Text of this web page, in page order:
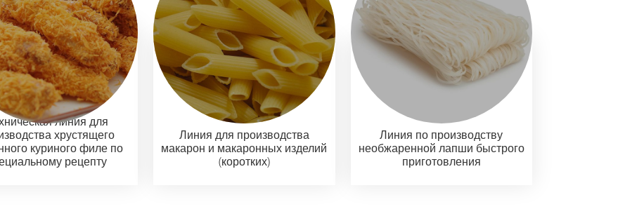
линия для
хрустящего
куриного филе по
рецепту
Линия для производства
макарон и макаронных изделий
(коротких)
Линия по производству
необжаренной лапши быстрого
приготовления